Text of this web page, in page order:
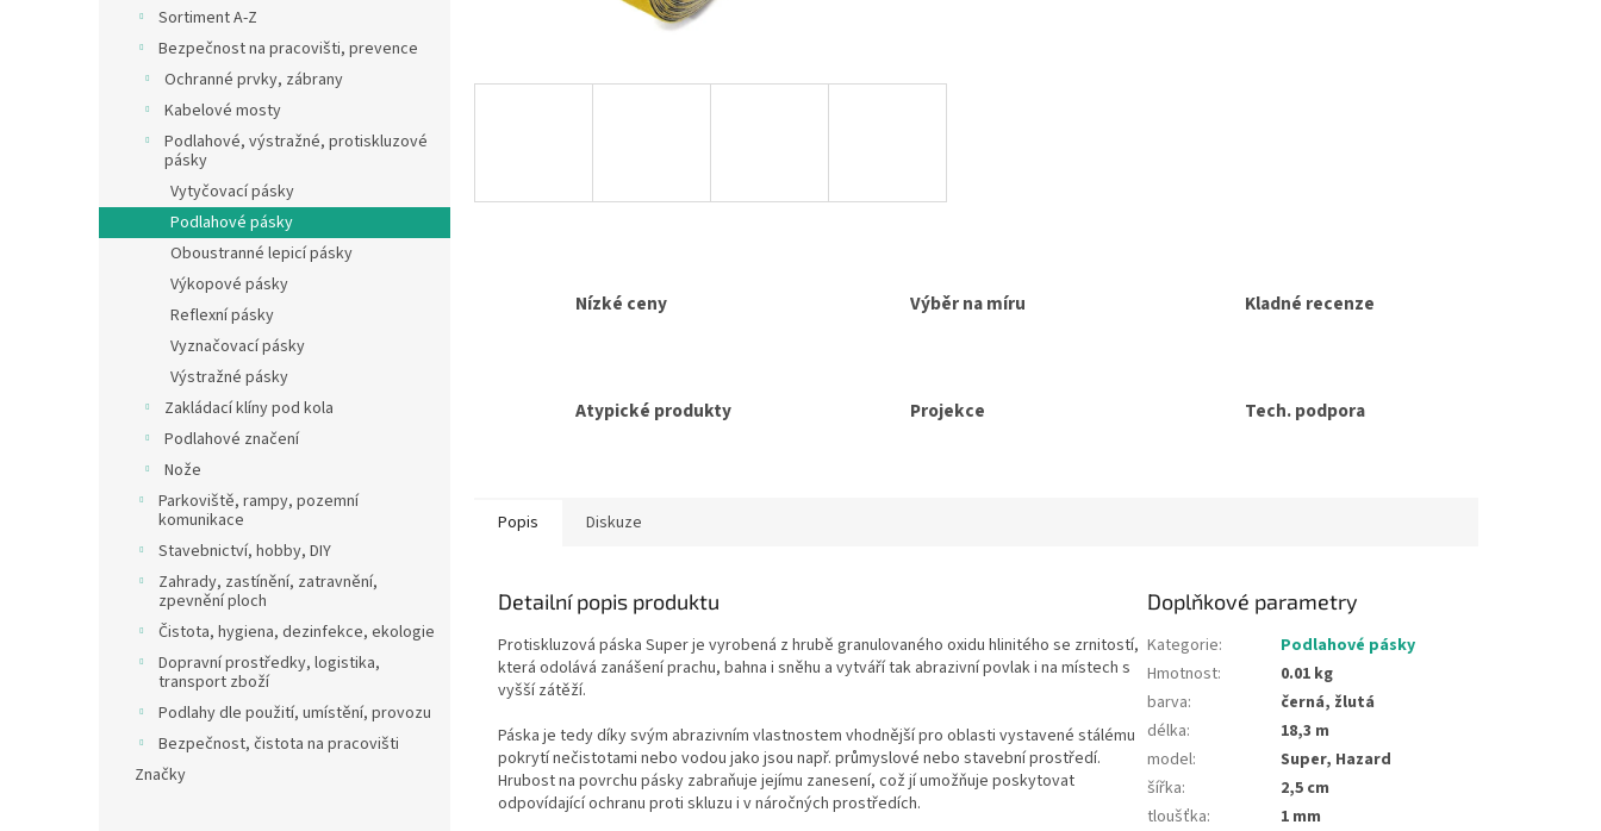
Sortiment A-Z
Bezpečnost na pracovišti, prevence
Ochranné prvky, zábrany
Kabelové mosty
Podlahové, výstražné, protiskluzové
pásky
Vytyčovací pásky
Podlahové pásky
Oboustranné lepicí pásky
Výkopové pásky
Reflexní pásky
Vyznačovací pásky
Výstražné pásky
Zakládací klíny pod kola
Podlahové značení
Nože
Parkoviště, rampy, pozemní
komunikace
Stavebnictví, hobby, DIY
Zahrady, zastínění, zatravnění,
zpevnění ploch
Čistota, hygiena, dezinfekce, ekologie
Dopravní prostředky, logistika,
transport zboží
Podlahy dle použití, umístění, provozu
Bezpečnost, čistota na pracovišti
Značky
Nízké ceny Výběr na míru Kladné recenze
Atypické produkty Projekce Tech. podpora
Popis Diskuze
Detailní popis produktu
Protiskluzová páska Super je vyrobená z hrubě granulovaného oxidu hlinitého se zrnitostí,
která odolává zanášení prachu, bahna i sněhu a vytváří tak abrazivní povlak i na místech s
vyšší zátěží.
Páska je tedy díky svým abrazivním vlastnostem vhodnější pro oblasti vystavené stálému
pokrytí nečistotami nebo vodou jako jsou např. průmyslové nebo stavební prostředí.
Hrubost na povrchu pásky zabraňuje jejímu zanesení, což jí umožňuje poskytovat
odpovídající ochranu proti skluzu i v náročných prostředích.
Doplňkové parametry
Kategorie:
Podlahové pásky
Hmotnost:
0.01 kg
barva:
černá, žlutá
délka:
18,3 m
model:
Super, Hazard
šířka:
2,5 cm
tloušťka: 1 mm